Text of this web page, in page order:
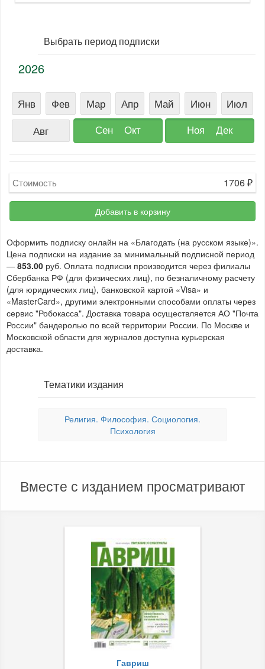
Выбрать период подписки
2026
Янв Фев Мар Апр Май Июн
Июл
Авг
Сен Окт Ноя Дек
Стоимость 1706₽
Добавить в корзину
Оформить подписку онлайн на «Благодать (на русском языке)».
Цена подписки на издание за минимальный подписной период
— 853.00 руб. Оплата подписки производится через филиалы
Сбербанка РФ (для физических лиц), по безналичному расчету
(для юридических лиц), банковской картой «Visa» и
«MasterCard», другими электронными способами оплаты через
сервис "Робокасса". Доставка товара осуществляется АО "Почта
России" бандеролью по всей территории России. По Москве и
Московской области для журналов доступна курьерская
доставка.
Тематики издания
Религия. Философия. Социология.
Психология
Вместе с изданием просматривают
Гавриш